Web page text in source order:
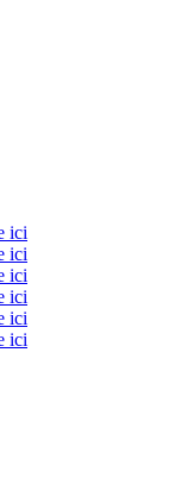
ici
ici
ici
ici
ici
ici